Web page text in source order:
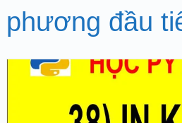
phương đầu